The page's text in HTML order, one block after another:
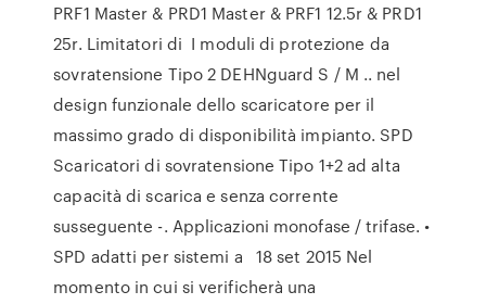
PRF1 Master & PRD1 Master & PRF1 12.5r & PRD1
25r. Limitatori di I moduli di protezione da
sovratensione Tipo 2 DEHNguard S / M .. nel
design funzionale dello scaricatore per il
massimo grado di disponibilità impianto. SPD
Scaricatori di sovratensione Tipo 1+2 ad alta
capacità di scarica e senza corrente
susseguente -. Applicazioni monofase / trifase. •
SPD adatti per sistemi a 18 set 2015 Nel
momento in cui si verificherà una